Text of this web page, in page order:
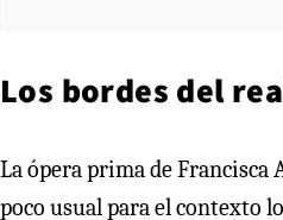
Los bordes del
La ópera prima de Francisca
poco usual para el contexto